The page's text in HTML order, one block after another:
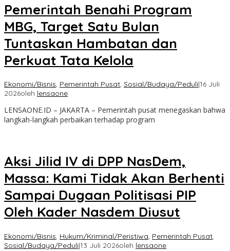
Pemerintah Benahi Program
MBG, Target Satu Bulan
Tuntaskan Hambatan dan
Perkuat Tata Kelola
Ekonomi/Bisnis, Pemerintah Pusat, Sosial/Budaya/Peduli|16 Juli
2026oleh lensaone
LENSAONE.ID – JAKARTA – Pemerintah pusat menegaskan bahwa
langkah-langkah perbaikan terhadap program
Aksi Jilid IV di DPP NasDem,
Massa: Kami Tidak Akan Berhenti
Sampai Dugaan Politisasi PIP
Oleh Kader Nasdem Diusut
Ekonomi/Bisnis Hukum/Kriminal/Peristiwa Pemerintah Pusat
Sosial/Budaya/Peduli|13 Juli 2026oleh lensaone